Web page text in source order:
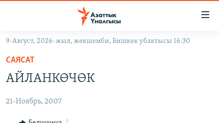
Навигацияга
өтүңүз
Издөөгө
салыңыз
КЫРГЫЗСТАН
САЯСАТ
ДҮЙНӨ
УКРАИНА
9-Август, 2026-жыл, жекшемби, Бишкек убактысы 16:30
САЯСАТ
АЙЛАНКӨЧӨК
21-Ноябрь, 2007